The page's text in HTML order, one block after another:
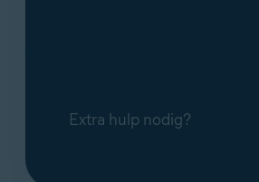
Extra hulp nodig?